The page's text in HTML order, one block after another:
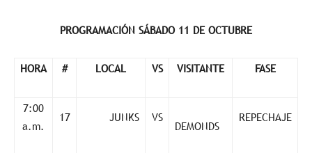
PROGRAMACIÓN SÁBADO 11 DE OCTUBRE
HORA # LOCAL VS VISITANTE FASE
7:00
a.m.
17 JUNKS VS
DEMONDS
REPECHAJE